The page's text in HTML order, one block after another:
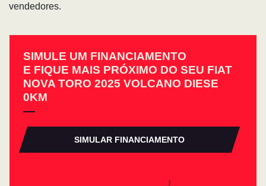
vendedores.
SIMULE UM FINANCIAMENTO
E FIQUE MAIS PRÓXIMO DO SEU FIAT
NOVA TORO 2025 VOLCANO DIESE
0KM
SIMULAR FINANCIAMENTO